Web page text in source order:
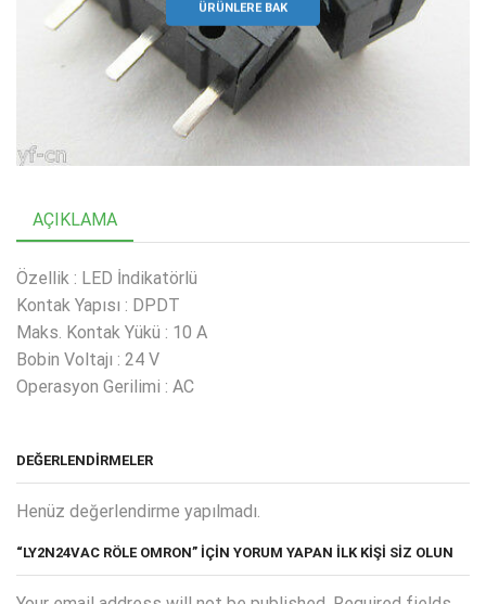
ÜRÜNLERE BAK
AÇIKLAMA
Özellik : LED İndikatörlü
Kontak Yapısı : DPDT
Maks. Kontak Yükü : 10 A
Bobin Voltajı : 24 V
Operasyon Gerilimi : AC
DEĞERLENDIRMELER
Henüz değerlendirme yapılmadı.
“LY2N24VAC RÖLE OMRON” IÇIN YORUM YAPAN ILK KIŞI SIZ OLUN